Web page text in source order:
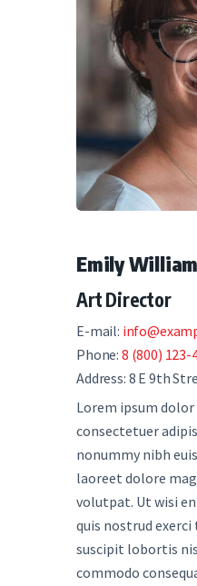
Emily
Art Director
E-mail:
Phone: 8 (800) 123-
Address: 8 E 9th
Lorem ipsum
consectetuer
nonummy nibh
laoreet dolore
volutpat. Ut wisi
quis nostrud
suscipit lobortis
commodo